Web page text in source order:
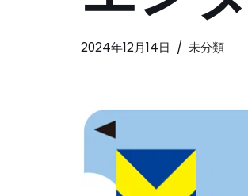
2024年12月14日 未分類